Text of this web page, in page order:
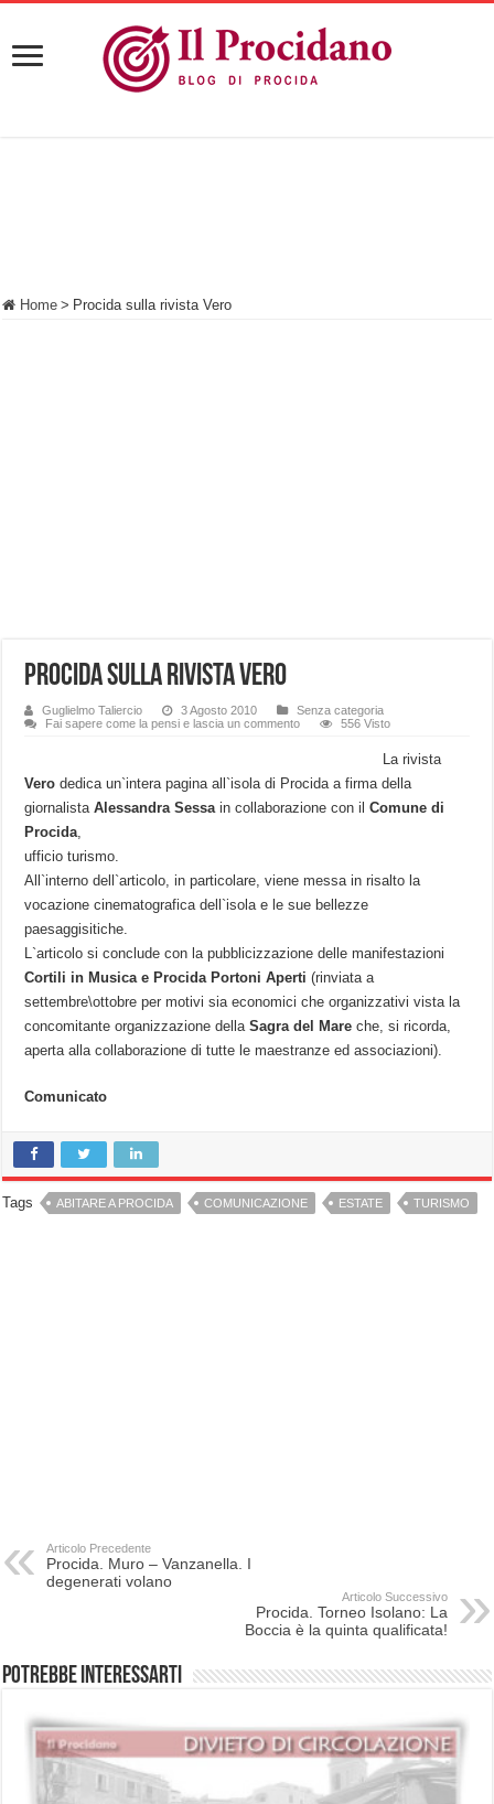
Home > Procida sulla rivista Vero
Procida sulla rivista Vero
Guglielmo Taliercio 3 Agosto 2010
Senza categoria
Fai sapere come la pensi e lascia un commento
556 Visto
La rivista
Vero dedica un`intera pagina all`isola di Procida a firma della
giornalistaAlessandra Sessain collaborazione con ilComune di
Procida,
ufficio turismo.
All`interno dell`articolo, in particolare, viene messa in risalto la
vocazione cinematografica dell`isola e le sue bellezze
paesaggisitiche.
L`articolo si conclude con la pubblicizzazione delle manifestazioni
Cortili in Musica e Procida Portoni Aperti(rinviata a
settembre\ottobre per motivi sia economici che organizzativi vista la
concomitante organizzazione dellaSagra del Mare che, si ricorda,
aperta alla collaborazione di tutte le maestranze ed associazioni).
Comunicato
Tags ABITARE A PROCIDA COMUNICAZIONE ESTATE TURISMO
Articolo Precedente
Procida. Muro – Vanzanella. I
degenerati volano
Articolo Successivo
Procida. Torneo Isolano: La
Boccia è la quinta qualificata!
Potrebbe interessarti